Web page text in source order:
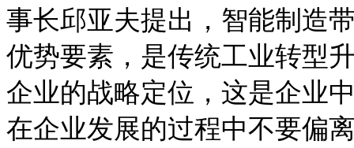
事长邱亚夫提出，智能制造
优势要素，是传统工业转型
企业的战略定位，这是企业
在企业发展的过程中不要偏